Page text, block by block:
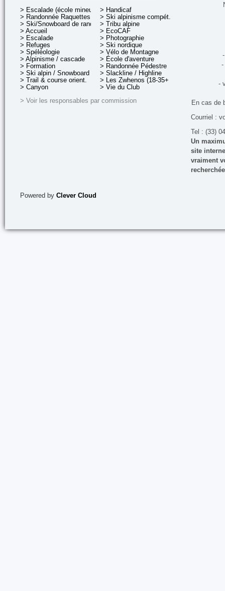
> Escalade (école mineurs)
> Randonnée Raquettes
> Ski/Snowboard de rando.
> Accueil
> Escalade
> Refuges
> Spéléologie
> Alpinisme / cascade
> Formation
> Ski alpin / Snowboard
> Trail & course orient.
> Canyon
> Handicaf
> Ski alpinisme compét.
> Tribu alpine
> EcoCAF
> Photographie
> Ski nordique
> Vélo de Montagne
> École d'aventure
> Randonnée Pédestre
> Slackline / Highline
> Les Zwhenos (18-35+ ans)
> Vie du Club
> Voir les responsables par commission
-
-
En cas de
Courriel :
Tel : (33)
Un
site
vraiment
Powered by Clever Cloud